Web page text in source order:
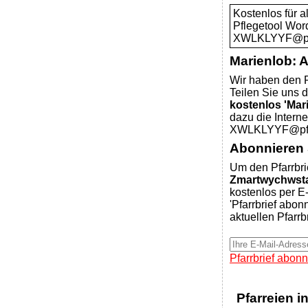
Kostenlos für
Pflegetool
Marienlob:
Wir haben den
Teilen Sie uns
kostenlos
dazu die
Abonnieren
Um den
kostenlos per
'Pfarrbrief
aktuellen
Pfarrbrief
Pfarreien